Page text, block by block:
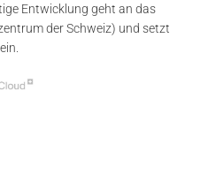
Entwicklung geht an das
der Schweiz) und setzt